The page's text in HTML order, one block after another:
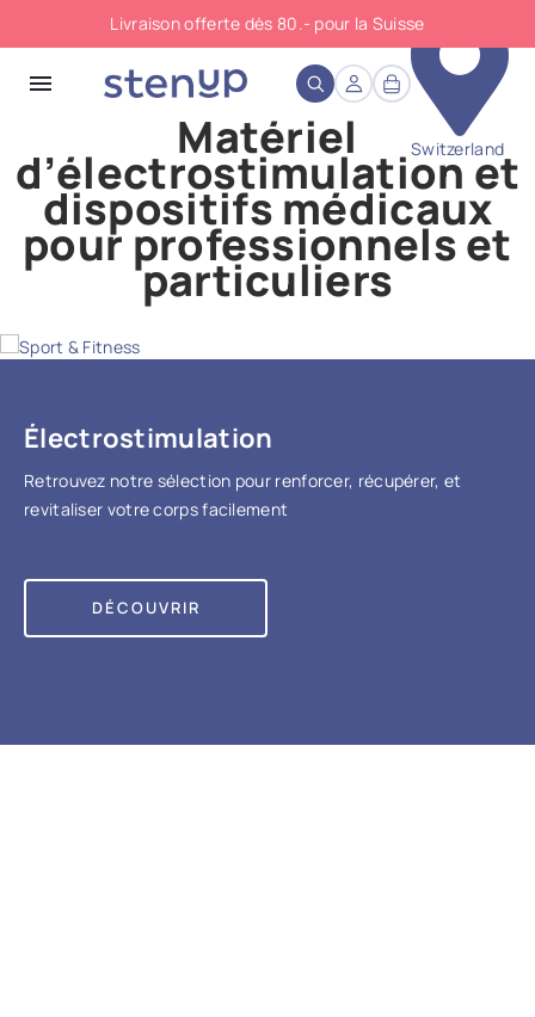
Livraison offerte dès 80.- pour la Suisse
menu
Switzerland
Matériel
d’électrostimulation et
dispositifs médicaux
pour professionnels et
particuliers
Sport & Fitness
Électrostimulation
Retrouvez notre sélection pour renforcer, récupérer, et
revitaliser votre corps facilement
DÉCOUVRIR
close